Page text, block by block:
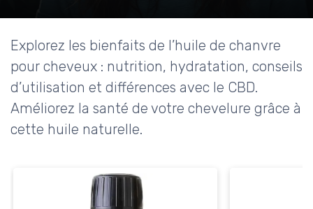
Explorez les bienfaits de l’huile de chanvre
pour cheveux : nutrition, hydratation, conseils
d’utilisation et différences avec le CBD.
Améliorez la santé de votre chevelure grâce à
cette huile naturelle.